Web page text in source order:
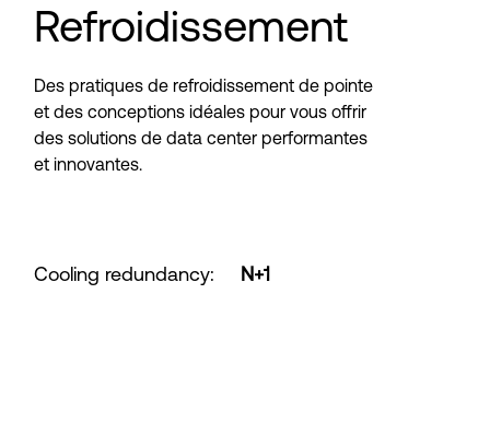
Refroidissement
Des pratiques de refroidissement de pointe
et des conceptions idéales pour vous offrir
des solutions de data center performantes
et innovantes.
Cooling redundancy: N+1